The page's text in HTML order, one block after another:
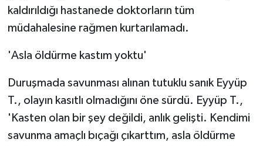
kaldırıldığı hastanede doktorların tüm
müdahalesine rağmen kurtarılamadı.
'Asla öldürme kastım yoktu'
Duruşmada savunması alınan tutuklu sanık Eyyüp
T., olayın kasıtlı olmadığını öne sürdü. Eyyüp T.,
'Kasten olan bir şey değildi, anlık gelişti. Kendimi
savunma amaçlı bıçağı çıkarttım, asla öldürme